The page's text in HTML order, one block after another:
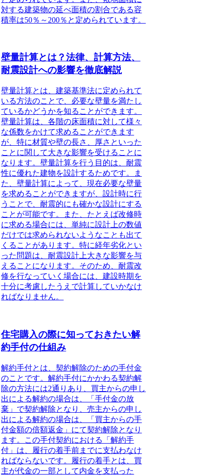
対する建築物の延べ面積の割合である容
積率は50％～200％と定められています。
壁量計算とは？法律、計算方法、
耐震設計への影響を徹底解説
壁量計算とは、建築基準法に定められて
いる方法のこと で、必要な壁量を満たし
ているかどうかを知ることができます。
壁量計算は、各階の床面積に対して様々
な係数をかけて求めることができます
が、特に材質や壁の長さ、厚さといった
ことに関して大きな影響を受けることに
なります。壁量計算を行う目的は、耐震
性に優れた建物を設計するためです。ま
た、壁量計算によって、現在必要な壁量
を求めることができますが、設計時に行
うことで、耐震的にも確かな設計にする
ことが可能です。また、たとえば改修時
に求める場合には、単純に設計上の数値
だけでは求められないようなことも出て
くる ことがあります。特に経年劣化とい
った問題は、耐震設計上大きな影響を与
えることになります。そのため、耐震改
修を行なっていく場合には、建設時期を
十分に考慮したうえで計算していかなけ
ればなりません。
住宅購入の際に知っておきたい解
約手付の仕組み
解約手付とは、契約解除のための手付金
のこと です。解約手付にかかわる契約解
除の方法には2通りあり、買主からの申し
出による解約の場合は、「手付金の放
棄」で契約解除となり、売主からの申し
出による解約の場合は、「買主からの手
付金額の倍額返金」にて契約解除となり
ます。この手付契約における「解約手
付」は、
履行の着手前までに支払わなけ
ればならないです。履行の着手とは、買
主が代金の一部として内金を支払った